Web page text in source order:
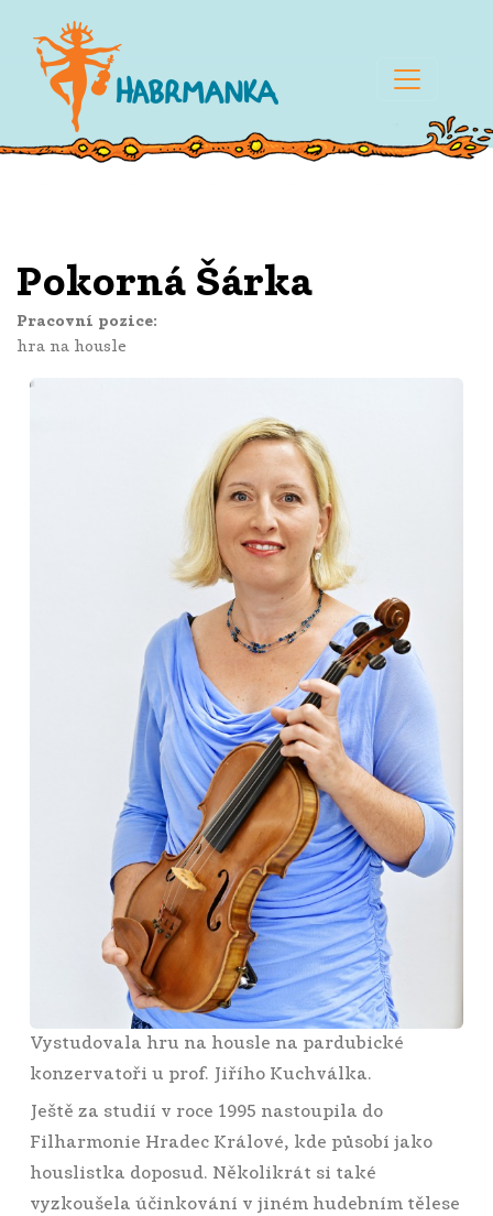
Pokorná Šárka
Pracovní pozice:
hra na housle
Vystudovala hru na housle na pardubické
konzervatoři u prof. Jiřího Kuchválka.
Ještě za studií v roce 1995 nastoupila do
Filharmonie Hradec Králové, kde působí jako
houslistka doposud. Několikrát si také
vyzkoušela účinkování v jiném hudebním tělese